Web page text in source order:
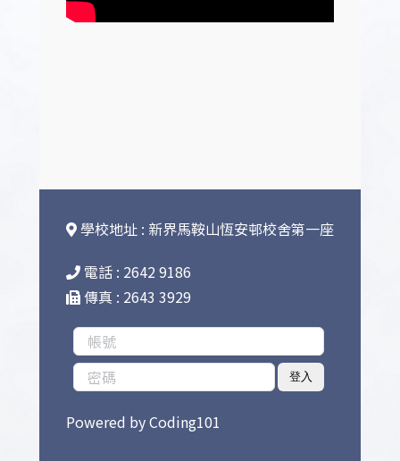
學校地址 : 新界馬鞍山恆安邨校舍第一座
電話 : 2642 9186
傳真 : 2643 3929
登入
Powered byCoding101